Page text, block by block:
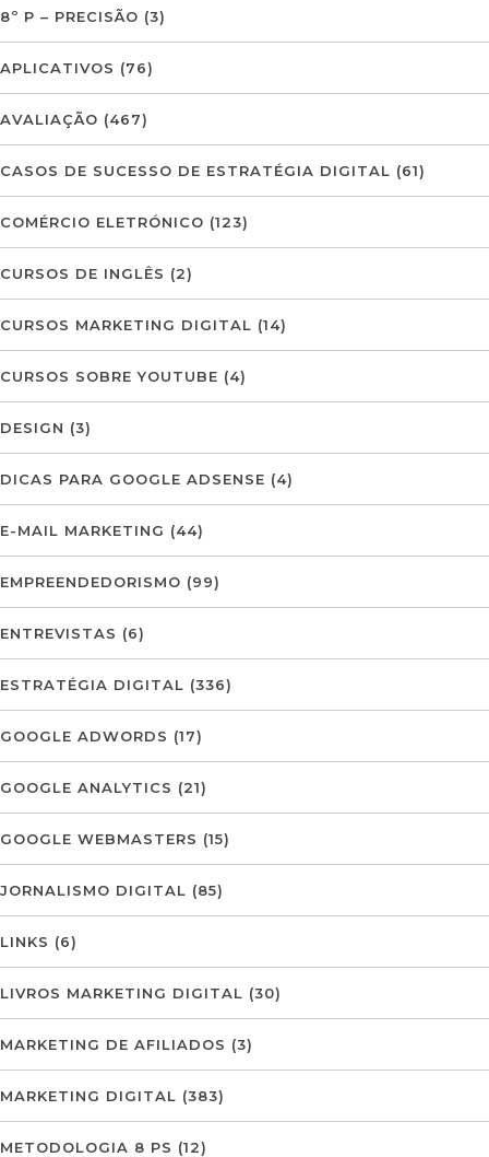
8º P – PRECISÃO (3)
APLICATIVOS (76)
AVALIAÇÃO (467)
CASOS DE SUCESSO DE ESTRATÉGIA DIGITAL (61)
COMÉRCIO ELETRÓNICO (123)
CURSOS DE INGLÊS (2)
CURSOS MARKETING DIGITAL (14)
CURSOS SOBRE YOUTUBE (4)
DESIGN (3)
DICAS PARA GOOGLE ADSENSE (4)
E-MAIL MARKETING (44)
EMPREENDEDORISMO (99)
ENTREVISTAS (6)
ESTRATÉGIA DIGITAL (336)
GOOGLE ADWORDS (17)
GOOGLE ANALYTICS (21)
GOOGLE WEBMASTERS (15)
JORNALISMO DIGITAL (85)
LINKS (6)
LIVROS MARKETING DIGITAL (30)
MARKETING DE AFILIADOS (3)
MARKETING DIGITAL (383)
METODOLOGIA 8 PS (12)